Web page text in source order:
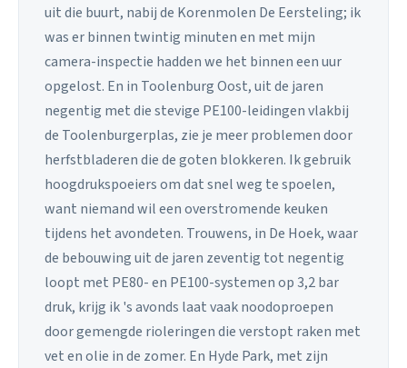
uit die buurt, nabij de Korenmolen De Eersteling; ik
was er binnen twintig minuten en met mijn
camera-inspectie hadden we het binnen een uur
opgelost. En in Toolenburg Oost, uit de jaren
negentig met die stevige PE100-leidingen vlakbij
de Toolenburgerplas, zie je meer problemen door
herfstbladeren die de goten blokkeren. Ik gebruik
hoogdrukspoeiers om dat snel weg te spoelen,
want niemand wil een overstromende keuken
tijdens het avondeten. Trouwens, in De Hoek, waar
de bebouwing uit de jaren zeventig tot negentig
loopt met PE80- en PE100-systemen op 3,2 bar
druk, krijg ik 's avonds laat vaak noodoproepen
door gemengde rioleringen die verstopt raken met
vet en olie in de zomer. En Hyde Park, met zijn